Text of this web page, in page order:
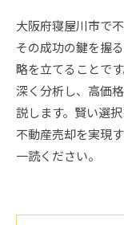
大阪府寝屋川市で
その成功の鍵を握
略を立てることで
深く分析し、高価
説します。賢い選
不動産売却を実現
一読ください。